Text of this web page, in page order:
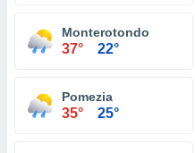
Monterotondo
37° 22°
Pomezia
35° 25°